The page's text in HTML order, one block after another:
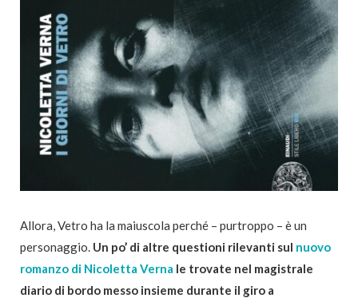
Allora, Vetro ha la maiuscola perché – purtroppo – è un
personaggio. Un po’ di altre questioni rilevanti sul nuovo
romanzo di Nicoletta Verna le trovate nel magistrale
diario di bordo messo insieme durante il giro a